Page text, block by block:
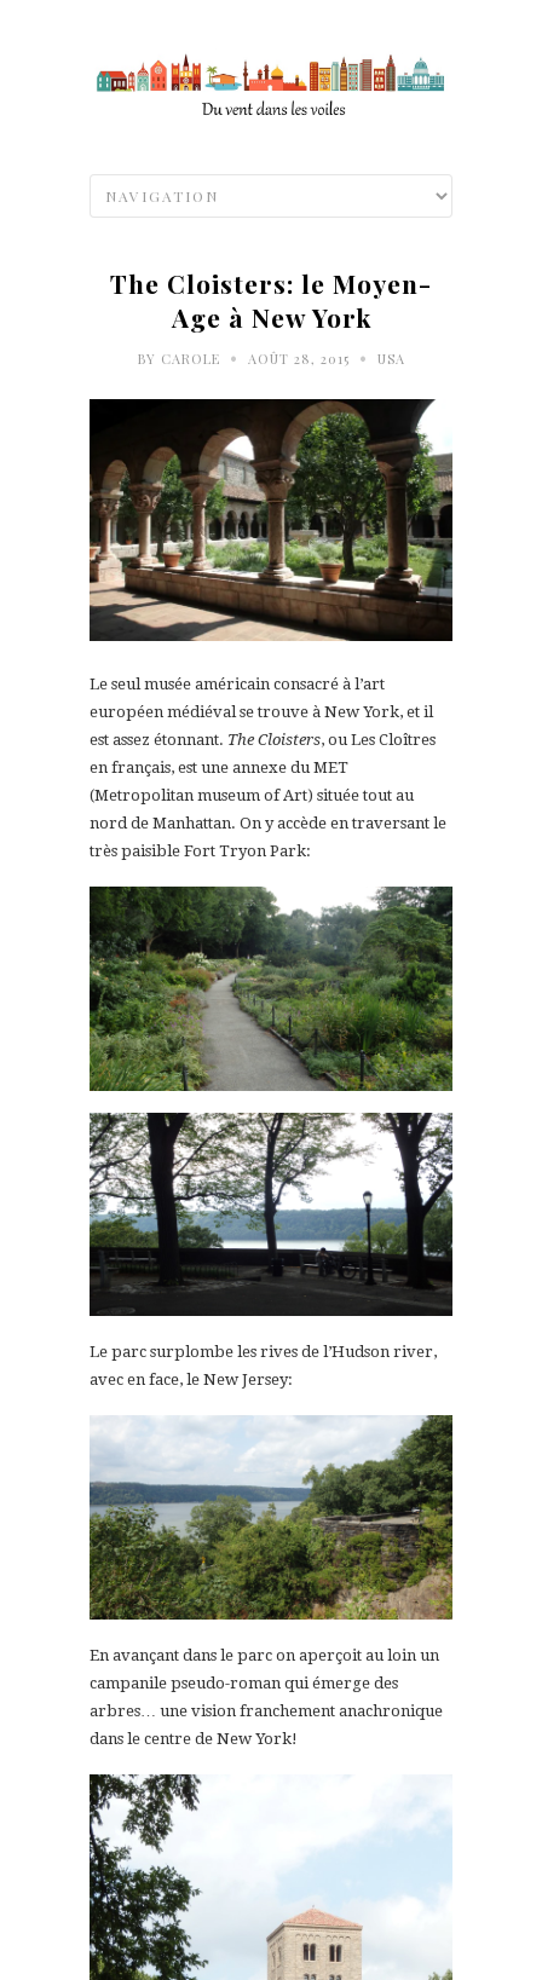
The Cloisters: le Moyen-
Age à New York
BY CAROLE • AOÛT 28, 2015 • USA
Le seul musée américain consacré à l’art
européen médiéval se trouve à New York, et il
est assez étonnant. The Cloisters, ou Les Cloîtres
en français, est une annexe du MET
(Metropolitan museum of Art) située tout au
nord de Manhattan. On y accède en traversant le
très paisible Fort Tryon Park:
Le parc surplombe les rives de l’Hudson river,
avec en face, le New Jersey:
En avançant dans le parc on aperçoit au loin un
campanile pseudo-roman qui émerge des
arbres… une vision franchement anachronique
dans le centre de New York!